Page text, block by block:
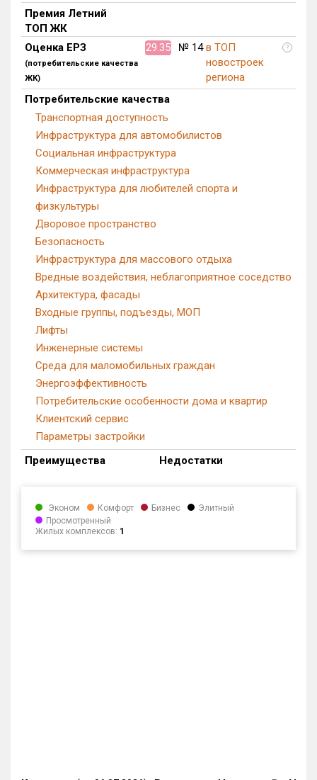
Премия Летний
ТОП ЖК
Оценка ЕРЗ
(потребительские качества
ЖК)
29.35 № 14 в ТОП
новостроек
региона
?
Потребительские качества
Транспортная доступность
Инфраструктура для автомобилистов
Социальная инфраструктура
Коммерческая инфраструктура
Инфраструктура для любителей спорта и
физкультуры
Дворовое пространство
Безопасность
Инфраструктура для массового отдыха
Вредные воздействия, неблагоприятное соседство
Архитектура, фасады
Входные группы, подъезды, МОП
Лифты
Инженерные системы
Среда для маломобильных граждан
Энергоэффективность
Потребительские особенности дома и квартир
Клиентский сервис
Параметры застройки
Преимущества
Недостатки
Эконом Комфорт Бизнес
Элитный
Просмотренный
Жилых комплексов: 1